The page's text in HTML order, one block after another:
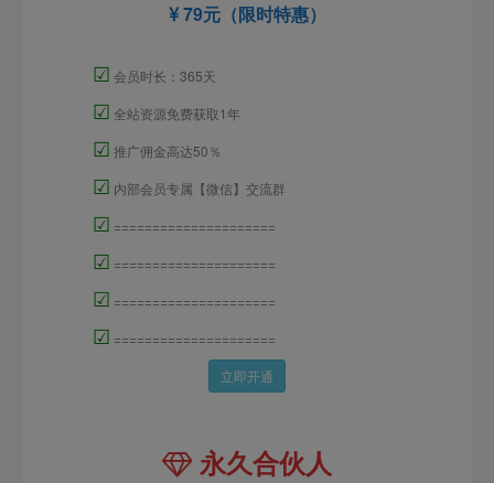
79元（限时特惠）
☑ 会员时长：365天
☑ 全站资源免费获取1年
☑ 推广佣金高达50％
☑ 内部会员专属【微信】交流群
☑ =====================
☑ =====================
☑ =====================
☑ =====================
立即开通
永久合伙人